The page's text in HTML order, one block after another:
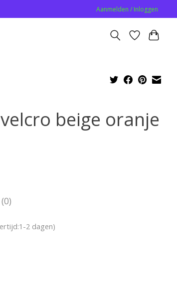
Aanmelden / Inloggen
beige oranje
dit product is
(0)
2 dagen)